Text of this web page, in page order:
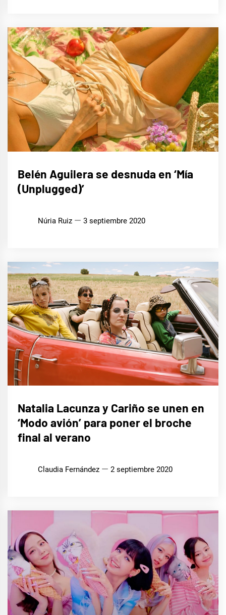
Belén Aguilera se desnuda en ‘Mía
(Unplugged)’
Núria Ruiz 3 septiembre 2020
Natalia Lacunza y Cariño se unen en
‘Modo avión’ para poner el broche
final al verano
Claudia Fernández 2 septiembre 2020